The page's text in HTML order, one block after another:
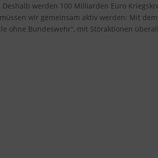
werden 100 Milliarden Euro
wir gemeinsam aktiv werden: Mit
ohne Bundeswehr“, mit Störaktionen